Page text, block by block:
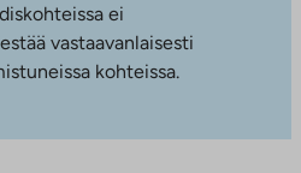
ei
vastaavanlaisesti
kohteissa.